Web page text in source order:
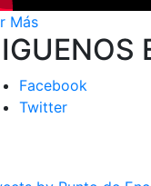
Más
Facebook
Twitter